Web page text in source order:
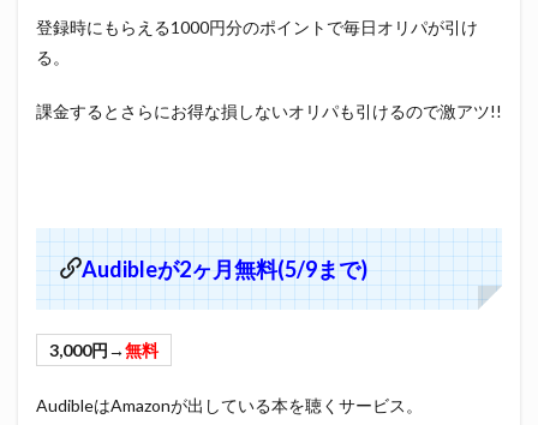
登録時にもらえる1000円分のポイントで毎日オリパが引け
る。
課金するとさらにお得な損しないオリパも引けるので激アツ!!
Audibleが2ヶ月無料(5/9まで)
3,000円→無料
AudibleはAmazonが出している本を聴くサービス。